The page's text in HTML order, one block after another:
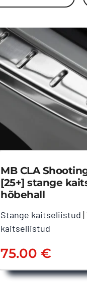
MB CLA
[25+] stange
hõbehall
Stange kaitseliistud |
kaitseliistud
75.00€